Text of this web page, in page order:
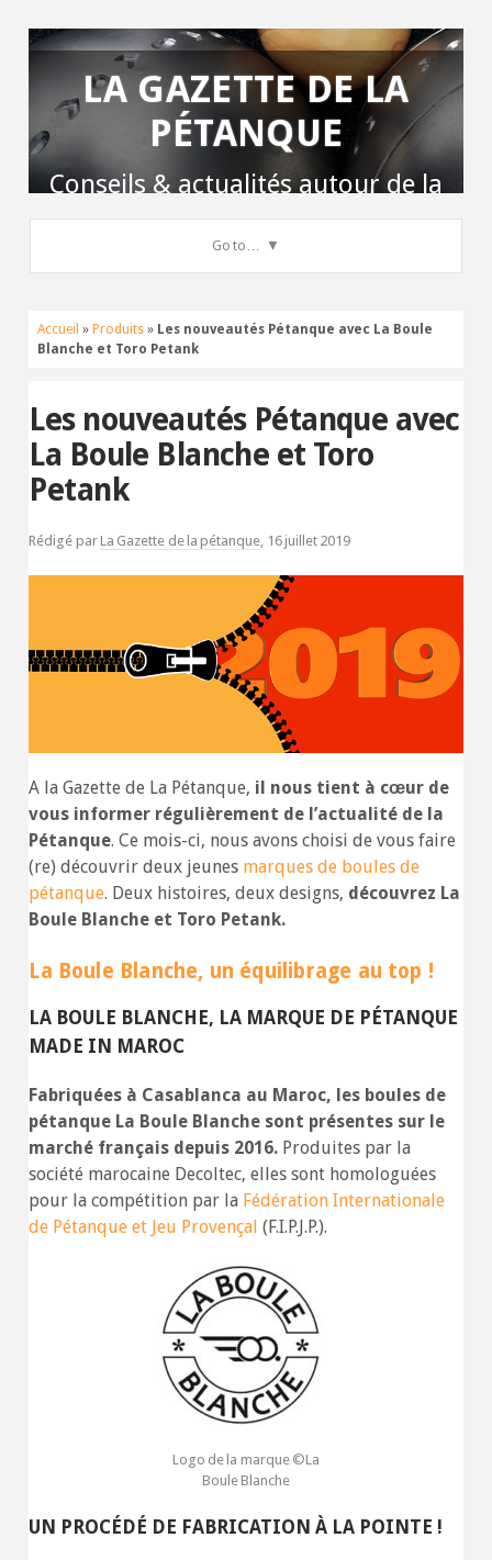
LA GAZETTE DE LA
PÉTANQUE
Conseils & actualités autour de la
Go to…
Accueil » Produits » Les nouveautés Pétanque avec La Boule
Blanche et Toro Petank
Les nouveautés Pétanque avec
La Boule Blanche et Toro
Petank
Rédigé par La Gazette de la pétanque 16 juillet 2019
A la Gazette de La Pétanque, il nous tient à cœur de
vous informer régulièrement de l’actualité de la
Pétanque. Ce mois-ci, nous avons choisi de vous faire
(re) découvrir deux jeunes marques de boules de
pétanque. Deux histoires, deux designs, découvrez La
Boule Blanche et Toro Petank.
La Boule Blanche, un équilibrage au top !
LA BOULE BLANCHE, LA MARQUE DE PÉTANQUE
MADE IN MAROC
Fabriquées à Casablanca au Maroc, les boules de
pétanque La Boule Blanche sont présentes sur le
marché français depuis 2016. Produites par la
société marocaine Decoltec, elles sont homologuées
pour la compétition par la Fédération Internationale
de Pétanque et Jeu Provençal (F.I.P.J.P.).
Logo de la marque ©La
Boule Blanche
UN PROCÉDÉ DE FABRICATION À LA POINTE !